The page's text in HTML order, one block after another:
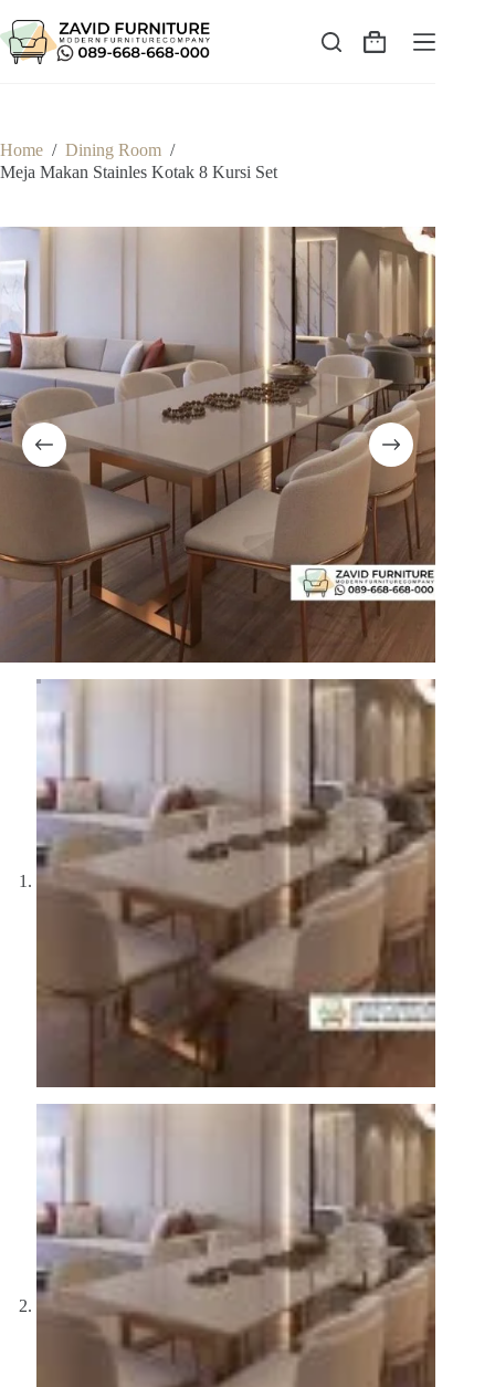
to
content
Shopping
Home / Dining Room /
Meja Makan Stainles Kotak 8 Kursi Set